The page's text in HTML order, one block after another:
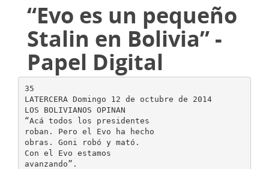
“Evo es un pequeño
Stalin en Bolivia” -
Papel Digital
35
LATERCERA Domingo 12 de octubre de 2014
LOS BOLIVIANOS OPINAN
“Acá todos los presidentes
roban. Pero el Evo ha hecho
obras. Goni robó y mató.
Con el Evo estamos
avanzando”.